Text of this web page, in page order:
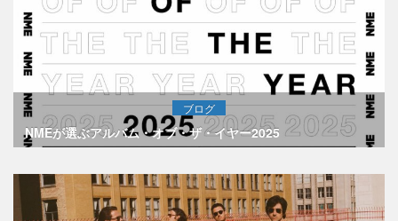
ブログ
NMEが選ぶアルバム・オブ・ザ・イヤー2025